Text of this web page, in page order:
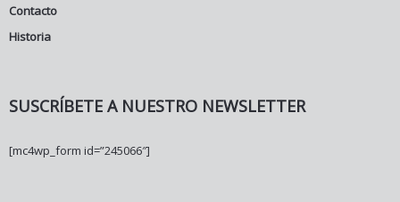
Contacto
Historia
SUSCRÍBETE A NUESTRO NEWSLETTER
[mc4wp_form id=”245066″]